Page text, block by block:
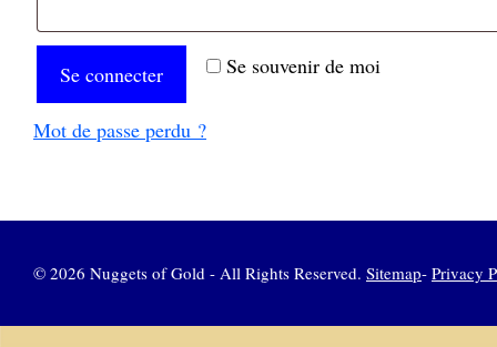
Se souvenir de moi
Se connecter
Mot de passe perdu ?
© 2026 Nuggets of Gold - All Rights Reserved. Sitemap- Privacy